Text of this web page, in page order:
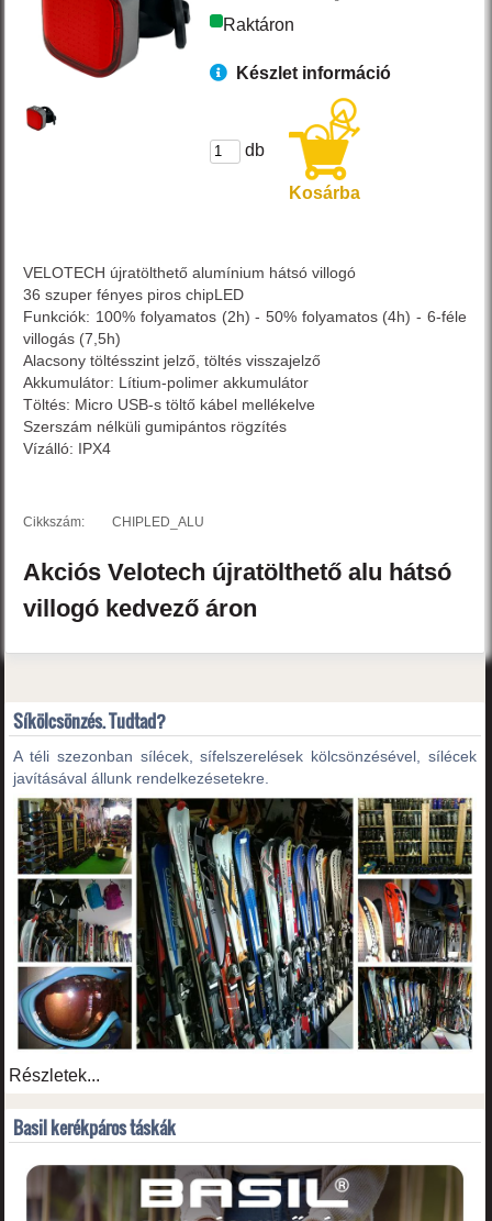
Raktáron
Készlet információ
db
Kosárba
VELOTECH újratölthető alumínium hátsó villogó
36 szuper fényes piros chipLED
Funkciók: 100% folyamatos (2h) - 50% folyamatos (4h) - 6-féle
villogás (7,5h)
Alacsony töltésszint jelző, töltés visszajelző
Akkumulátor: Lítium-polimer akkumulátor
Töltés: Micro USB-s töltő kábel mellékelve
Szerszám nélküli gumipántos rögzítés
Vízálló: IPX4
Cikkszám: CHIPLED_ALU
AkciósVelotech újratölthető alu hátsó
villogó kedvező áron
Síkölcsönzés. Tudtad?
A téli szezonban sílécek, sífelszerelések kölcsönzésével, sílécek
javításával állunk rendelkezésetekre.
Részletek...
Basil kerékpáros táskák